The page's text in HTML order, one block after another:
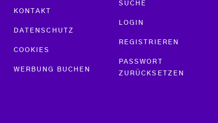
KONTAKT
DATENSCHUTZ
COOKIES
WERBUNG BUCHEN
SUCHE
LOGIN
REGISTRIEREN
PASSWORT
ZURÜCKSETZEN